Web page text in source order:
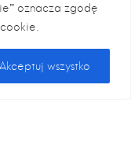
oznacza zgodę
Akceptuj wszystko